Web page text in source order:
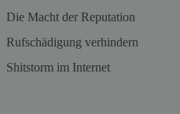
Die Macht der Reputation
Rufschädigung verhindern
Shitstorm im Internet